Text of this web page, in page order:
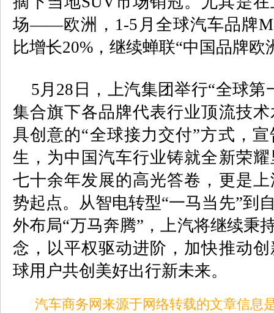
场——欧洲， 1-5 月全球汽车品牌
比增长20% ，继续蝉联“中国品牌欧
5月 28 日，上汽集团举行“全球
集合旗下各品牌代表行业顶流技
具创意的“全球接力交付”方式，
生，为中国汽车行业铸就全新荣
七十余年发展的高光答卷，更是
势起点。从智电转型“一马当先”到
外布局“万马奔腾”，上汽将继续秉
念，以平权驱动进阶，加快推动
球用户共创美好出行新未来。
汽车商务网来源于网络转载的文章信息